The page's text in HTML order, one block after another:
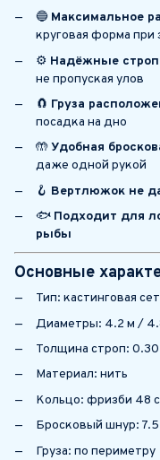
🔵 Максимальное
круговая форма при
⚙️ Надёжные
не пропуская улов
🧲 Груза
посадка на дно
🤲Удобная
даже одной рукой
🪝 Вертлюжок не
🐟 Подходит для
рыбы
Основные
Тип: кастинговая
Диаметры: 4.2 м /
Толщина строп:
Материал: нить
Кольцо: фризби 48
Бросковый шнур:
Груза: по периметру